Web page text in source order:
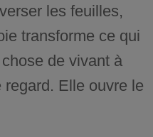
les feuilles,
transforme ce qui
de vivant à
Elle ouvre le